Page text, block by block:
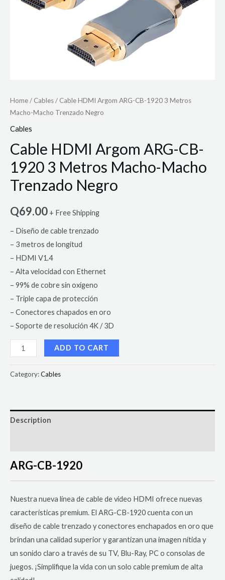
Home/ Cables/ Cable HDMI Argom ARG-CB-1920 3 Metros
Macho-Macho Trenzado Negro
Cables
Cable HDMI Argom ARG-CB-
1920 3 Metros Macho-Macho
Trenzado Negro
Q69.00 + Free Shipping
– Diseño de cable trenzado
– 3 metros de longitud
– HDMI V1.4
– Alta velocidad con Ethernet
– 99% de cobre sin oxígeno
– Triple capa de protección
– Conectores chapados en oro
– Soporte de resolución 4K / 3D
ADD TO CART
Category:Cables
Description
ARG-CB-1920
Nuestra nueva línea de cable de video HDMI ofrece nuevas
características premium. El ARG-CB-1920 cuenta con un
diseño de cable trenzado y conectores enchapados en oro que
brindan una calidad superior y garantizan una imagen nítida y
un sonido claro a través de su TV, Blu-Ray, PC o consolas de
juegos. ¡Simplifique la vida con un solo cable premium de alta